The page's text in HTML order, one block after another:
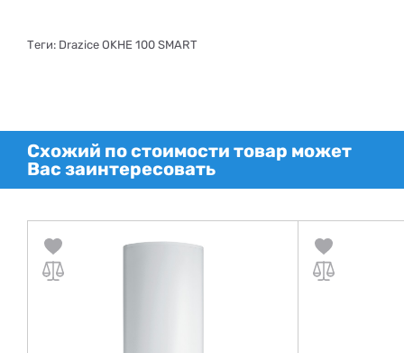
Теги: Drazice OKHE 100 SMART
Схожий по стоимости товар может
Вас заинтересовать